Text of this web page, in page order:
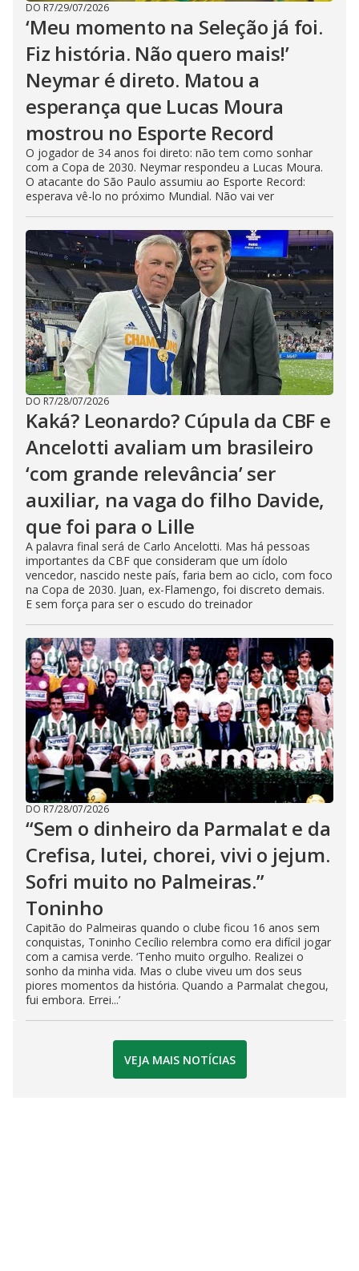
DO R7/29/07/2026
‘Meu momento na Seleção já foi.
Fiz história. Não quero mais!’
Neymar é direto. Matou a
esperança que Lucas Moura
mostrou no Esporte Record
O jogador de 34 anos foi direto: não tem como sonhar
com a Copa de 2030. Neymar respondeu a Lucas Moura.
O atacante do São Paulo assumiu ao Esporte Record:
esperava vê-lo no próximo Mundial. Não vai ver
DO R7/28/07/2026
Kaká? Leonardo? Cúpula da CBF e
Ancelotti avaliam um brasileiro
‘com grande relevância’ ser
auxiliar, na vaga do filho Davide,
que foi para o Lille
A palavra final será de Carlo Ancelotti. Mas há pessoas
importantes da CBF que consideram que um ídolo
vencedor, nascido neste país, faria bem ao ciclo, com foco
na Copa de 2030. Juan, ex-Flamengo, foi discreto demais.
E sem força para ser o escudo do treinador
DO R7/28/07/2026
“Sem o dinheiro da Parmalat e da
Crefisa, lutei, chorei, vivi o jejum.
Sofri muito no Palmeiras.”
Toninho
Capitão do Palmeiras quando o clube ficou 16 anos sem
conquistas, Toninho Cecílio relembra como era difícil jogar
com a camisa verde. ‘Tenho muito orgulho. Realizei o
sonho da minha vida. Mas o clube viveu um dos seus
piores momentos da história. Quando a Parmalat chegou,
fui embora. Errei...’
VEJA MAIS NOTÍCIAS